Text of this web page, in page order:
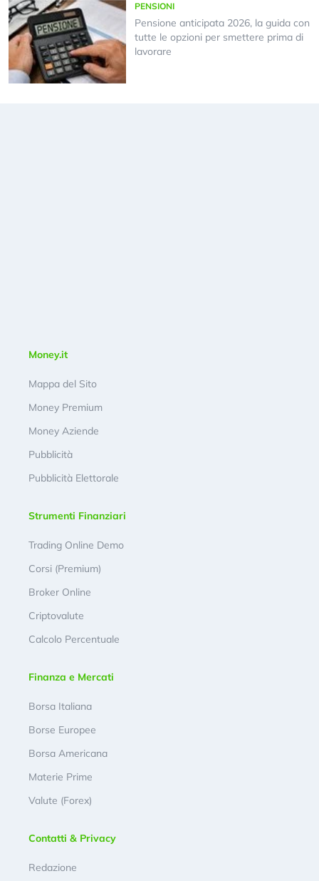
PENSIONI
Pensione anticipata 2026, la guida con
tutte le opzioni per smettere prima di
lavorare
Money.it
Mappa del Sito
Money Premium
Money Aziende
Pubblicità
Pubblicità Elettorale
Strumenti Finanziari
Trading Online Demo
Corsi (Premium)
Broker Online
Criptovalute
Calcolo Percentuale
Finanza e Mercati
Borsa Italiana
Borse Europee
Borsa Americana
Materie Prime
Valute (Forex)
Contatti & Privacy
Redazione